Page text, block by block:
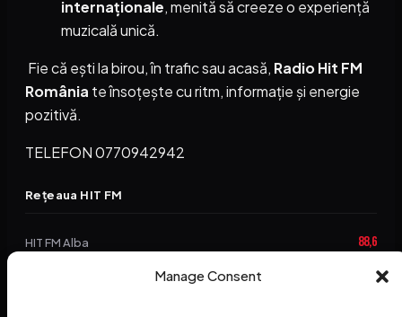
Manage Consent
internaționale, menită să creeze o experiență
muzicală unică.
Fie că ești la birou, în trafic sau acasă, Radio Hit FM
România te însoțește cu ritm, informație și energie
pozitivă.
TELEFON 0770942942
Rețeaua HIT FM
HIT FM Alba 88,6
94,2